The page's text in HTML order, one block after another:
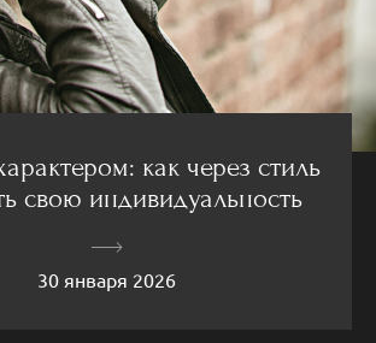
как через стиль
свою индивидуальность
30 января 2026